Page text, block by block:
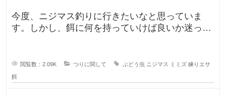
今度、ニジマス釣りに行きたいなと思っていま
す。しかし、餌に何を持っていけば良いか迷って
閲覧数：2.09K つりに関して ぶどう虫 ニジマス ミミズ 練りエサ
餌